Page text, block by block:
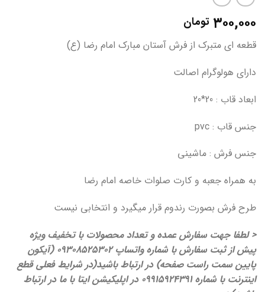
۳۰۰,۰۰۰ تومان
قطعه ای متبرک از فرش آستان مبارک امام رضا (ع)
دارای هولوگرام اصالت
ابعاد قاب : 20*20
جنس قاب : pvc
جنس فرش : ماشینی
به همراه جعبه و کارت صلوات خاصه امام رضا
طرح فرش بصورت رندوم قرار میگیرد و انتخابی نیست
< لطفا جهت سفارش عمده و تعداد محصولات با تخفیف ویژه
پیش از ثبت سفارش با شماره واتساپ 09308525302 (آیکون
پایین سمت راست صفحه) در ارتباط باشید(در شرایط فعلی قطع
اینترنت با شماره 09915924391 در اپلیکیشن ایتا با ما در ارتباط